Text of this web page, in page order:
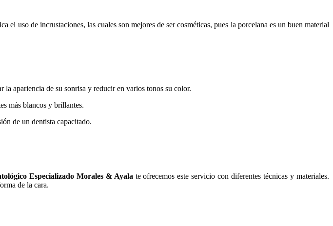
uso de incrustaciones, las cuales son mejores de ser cosméticas, pues la porcelana es un buen material
apariencia de su sonrisa y reducir en varios tonos su color.
más blancos y brillantes.
de un dentista capacitado.
Especializado Morales & Ayala te ofrecemos este servicio con diferentes técnicas y materiales.
de la cara.